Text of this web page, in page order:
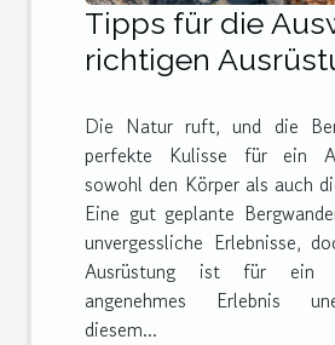
Tipps für die
richtigen
Die Natur ruft, und die
perfekte Kulisse für ein
sowohl den Körper als auch
Eine gut geplante
unvergessliche Erlebnisse,
Ausrüstung ist für ein
angenehmes Erlebnis
diesem...